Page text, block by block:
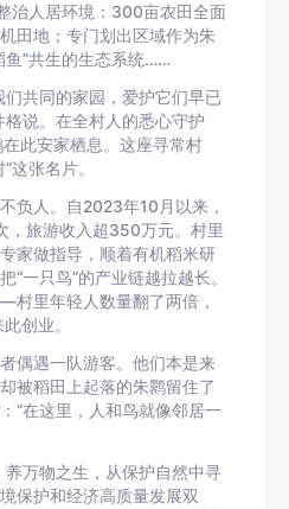
治人居环境：300亩农田全面
田地；专门划出区域作为朱
”共生的生态系统……
共同的家园，爱护它们早已
格说。在全村人的悉心守护
此安家栖息。这座寻常村
这张名片。
人。自2023年10月以来，
，旅游收入超350万元。村里
家做指导，顺着有机稻米研
“一只鸟”的产业链越拉越长。
里年轻人数量翻了两倍，
创业。
遇一队游客。他们本是来
被稻田上起落的朱鹮留住了
“在这里，人和鸟就像邻居一
万物之生，从保护自然中寻
保护和经济高质量发展双